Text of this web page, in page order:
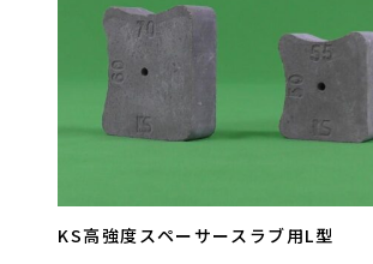
KS高強度スペーサースラブ用L型